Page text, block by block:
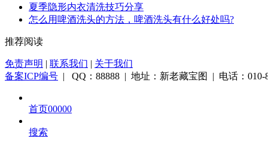
夏季隐形内衣清洗技巧分享
怎么用啤酒洗头的方法，啤酒洗头有什么好处吗?
推荐阅读
免责声明 | 联系我们 | 关于我们
备案ICP编号 | QQ：88888 | 地址：新老藏宝图 | 电话：010-
首页00000
搜索